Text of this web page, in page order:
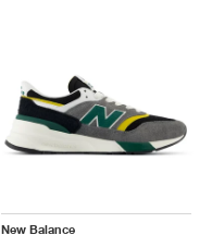
New Balance